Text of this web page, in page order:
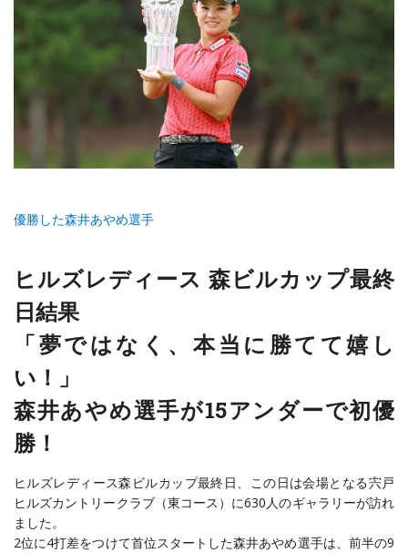
優勝した森井あやめ選手
ヒルズレディース 森ビルカップ最終
日結果
「夢ではなく、本当に勝てて嬉し
い！」
森井あやめ選手が15アンダーで初優
勝！
ヒルズレディース森ビルカップ最終日、この日は会場となる宍戸
ヒルズカントリークラブ（東コース）に630人のギャラリーが訪れ
ました。
2位に4打差をつけて首位スタートした森井あやめ選手は、前半の9